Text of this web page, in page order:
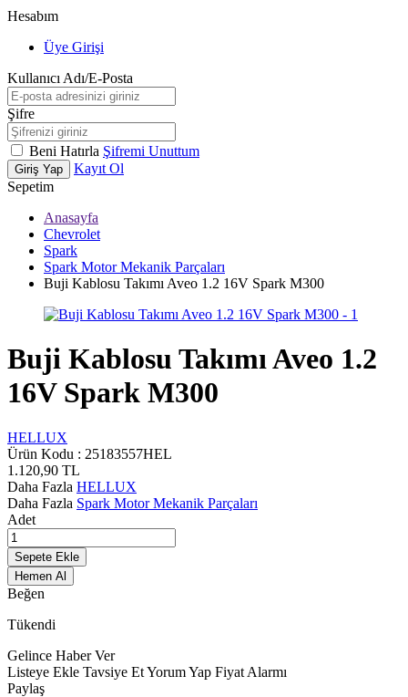
Hesabım
Üye Girişi
Kullanıcı Adı/E-Posta
Şifre
Beni Hatırla Şifremi Unuttum
Giriş Yap
Kayıt Ol
Sepetim
Anasayfa
Chevrolet
Spark
Spark Motor Mekanik Parçaları
Buji Kablosu Takımı Aveo 1.2 16V Spark M300
Buji Kablosu Takımı Aveo 1.2
16V Spark M300
HELLUX
Ürün Kodu : 25183557HEL
1.120,90 TL
Daha Fazla HELLUX
Daha Fazla Spark Motor Mekanik Parçaları
Adet
Sepete Ekle
Hemen Al
Beğen
Tükendi
Gelince Haber Ver
Listeye Ekle Tavsiye EtYorum Yap Fiyat Alarmı
Paylaş